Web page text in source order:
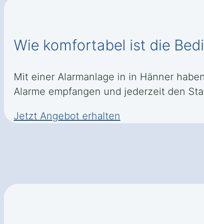
Wie komfortabel ist die
Mit einer Alarmanlage in in Hänner
Alarme empfangen und jederzeit den
Jetzt Angebot erhalten